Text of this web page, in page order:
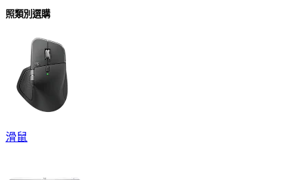
照類別選購
滑鼠